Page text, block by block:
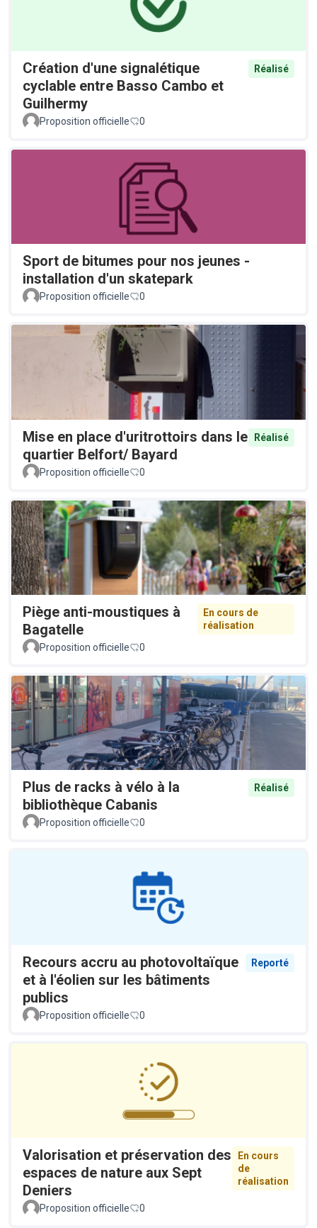
Création d'une signalétique
cyclable entre Basso Cambo et
Guilhermy
Réalisé
Proposition officielle 0
Sport de bitumes pour nos jeunes -
installation d'un skatepark
Proposition officielle 0
Mise en place d'uritrottoirs dans le
quartier Belfort/ Bayard
Réalisé
Proposition officielle 0
Piège anti-moustiques à
Bagatelle
En cours de
réalisation
Proposition officielle
0
Plus de racks à vélo à la
bibliothèque Cabanis
Réalisé
Proposition officielle 0
Recours accru au photovoltaïque
et à l'éolien sur les bâtiments
publics
Reporté
Proposition officielle 0
Valorisation et préservation des
espaces de nature aux Sept
Deniers
En cours
de
réalisation
Proposition officielle 0